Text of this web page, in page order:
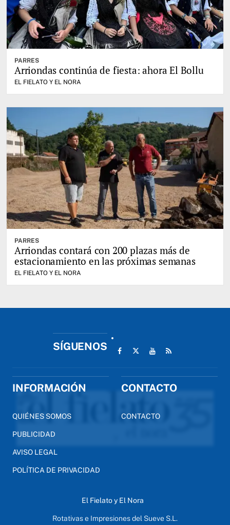
PARRES
Arriondas continúa de fiesta: ahora El Bollu
EL FIELATO Y EL NORA
PARRES
Arriondas contará con 200 plazas más de
estacionamiento en las próximas semanas
EL FIELATO Y EL NORA
SÍGUENOS
INFORMACIÓN
QUIÉNES SOMOS
PUBLICIDAD
AVISO LEGAL
POLÍTICA DE PRIVACIDAD
CONTACTO
CONTACTO
El Fielato y El Nora
Rotativas e Impresiones del Sueve S.L.